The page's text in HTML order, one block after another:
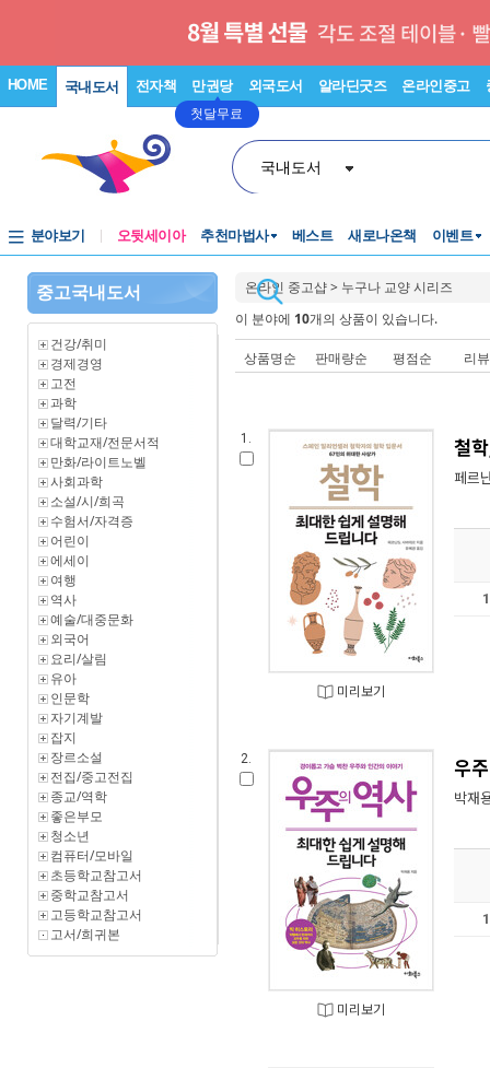
HOME 국내도서 전자책 만권당
첫달무료
외국도서 알라딘굿즈 온라인중고
국내도서
분야보기 오뒷세이아 추천마법사 베스트 새로나온책 이벤트
중고국내도서
건강/취미
경제경영
고전
과학
달력/기타
대학교재/전문서적
만화/라이트노벨
사회과학
소설/시/희곡
수험서/자격증
어린이
에세이
여행
역사
예술/대중문화
외국어
요리/살림
유아
인문학
자기계발
잡지
장르소설
전집/중고전집
종교/역학
좋은부모
청소년
컴퓨터/모바일
초등학교참고서
중학교참고서
고등학교참고서
고서/희귀본
온라인 중고샵> 누구나 교양 시리즈
이 분야에 10개의 상품이 있습니다.
상품명순 판매량순 평점순 리
1.
미리보기
철
페르
2.
미리보기
우
박재